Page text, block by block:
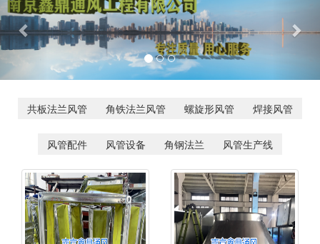
共板法兰风管 角铁法兰风管 螺旋形风管 焊接风管
风管配件 风管设备 角钢法兰 风管生产线